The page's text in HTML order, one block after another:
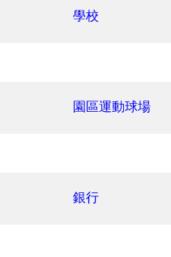
學校
園區運動球場
銀行